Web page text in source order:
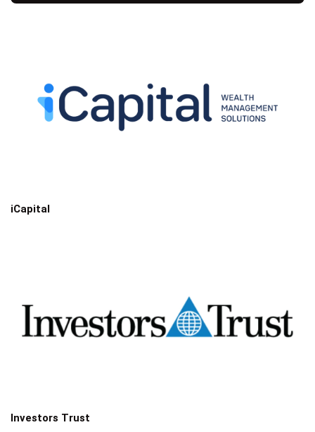
iCapital
Investors Trust